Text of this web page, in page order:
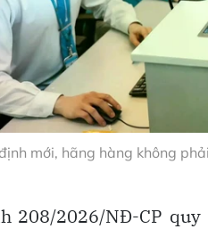
mới, hãng hàng không
208/2026/NĐ-CP